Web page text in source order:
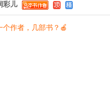
彩儿
个作者，几部书？🍎